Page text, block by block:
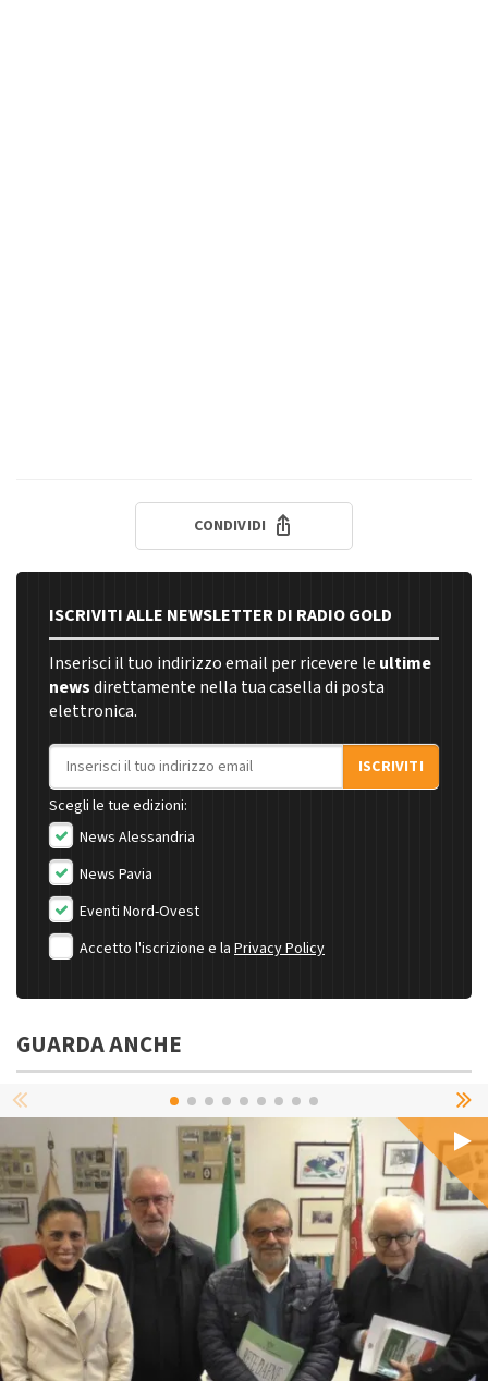
CONDIVIDI
ISCRIVITI ALLE NEWSLETTER DI RADIO GOLD
Inserisci il tuo indirizzo email per ricevere le ultime
newsdirettamente nella tua casella di posta
elettronica.
Indirizzo email
ISCRIVITI
Scegli le tue edizioni:
News Alessandria
News Pavia
Eventi Nord-Ovest
Accetto l'iscrizione e la Privacy Policy
GUARDA ANCHE